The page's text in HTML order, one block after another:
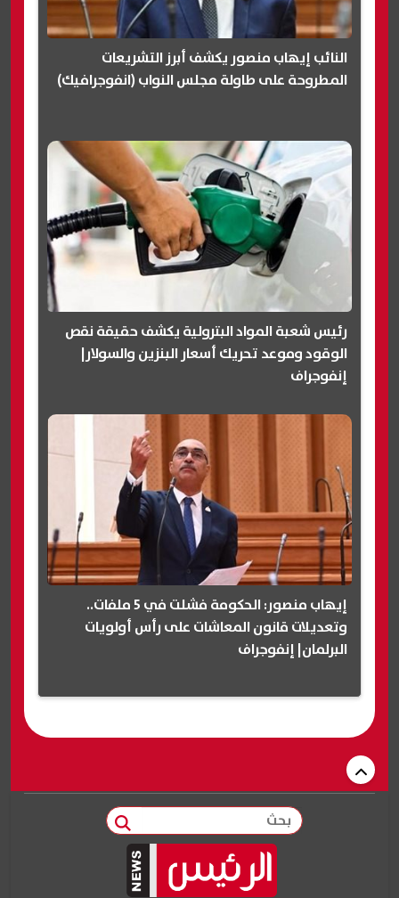
النائب إيهاب منصور يكشف أبرز التشريعات
المطروحة على طاولة مجلس النواب (انفوجرافيك)
رئيس شعبة المواد البترولية يكشف حقيقة نقص
الوقود وموعد تحريك أسعار البنزين والسولار|
إنفوجراف
إيهاب منصور: الحكومة فشلت في 5 ملفات..
وتعديلات قانون المعاشات على رأس أولويات
البرلمان| إنفوجراف
بحث